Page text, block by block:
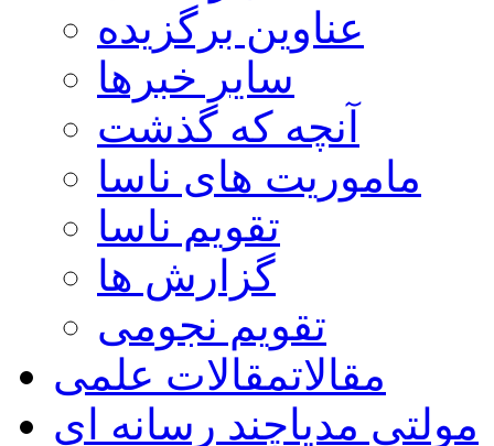
عناوین برگزیده
سایر خبرها
آنچه که گذشت
ماموریت های ناسا
تقویم ناسا
گزارش ها
تقویم نجومی
مقالاتمقالات علمی
مولتی مدیاچند رسانه اي